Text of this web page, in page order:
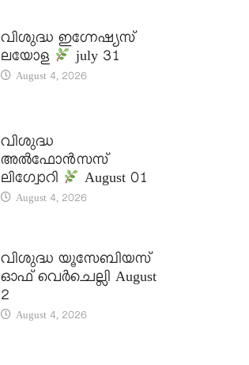
വിശുദ്ധ ഇഗ്നേഷ്യസ്
ലയോള
july 31
August 4, 2026
വിശുദ്ധ
അൽഫോൻസസ്
ലിഗ്വോറി
August 01
August 4, 2026
വിശുദ്ധ യൂസേബിയസ്
ഓഫ് വെർചെല്ലി August
2
August 4, 2026